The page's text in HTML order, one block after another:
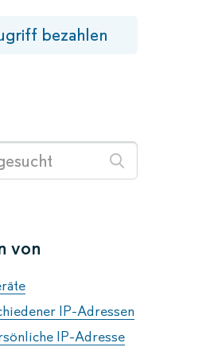
bezahlen
von
IP-Adressen
IP-Adresse